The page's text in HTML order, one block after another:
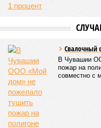
дисциплин на
международную арену:
Всемирных игр
проводились в Чувашии,
географии интереса к